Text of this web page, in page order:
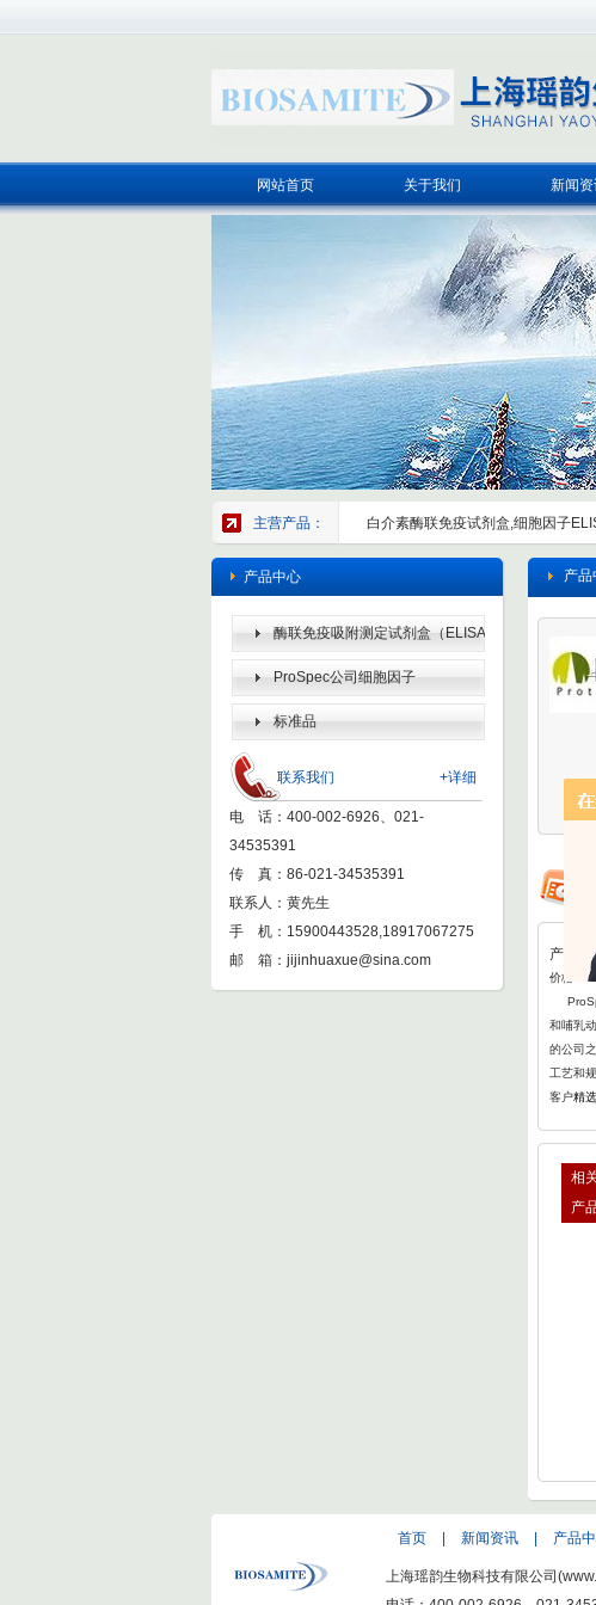
网站首页 关于我们 新闻资
主营产品： 白介素酶联免疫试剂盒,细胞因子
产品中心
酶联免疫吸附测定试剂盒（ELISA
KIT） ProSpec公司细胞因子
标准品
+详细
联系我们
电 话：400-002-6926、021-
34535391
传 真：86-021-34535391
联系人：黄先生
手 机：15900443528,18917067275
邮 箱： jijinhuaxue@sina.com
产品
产品详
价格: ￥
和哺乳
的公司
工艺和
客户精
相
产
首页 新闻资讯 产品
上海瑶韵生物科技有限公司